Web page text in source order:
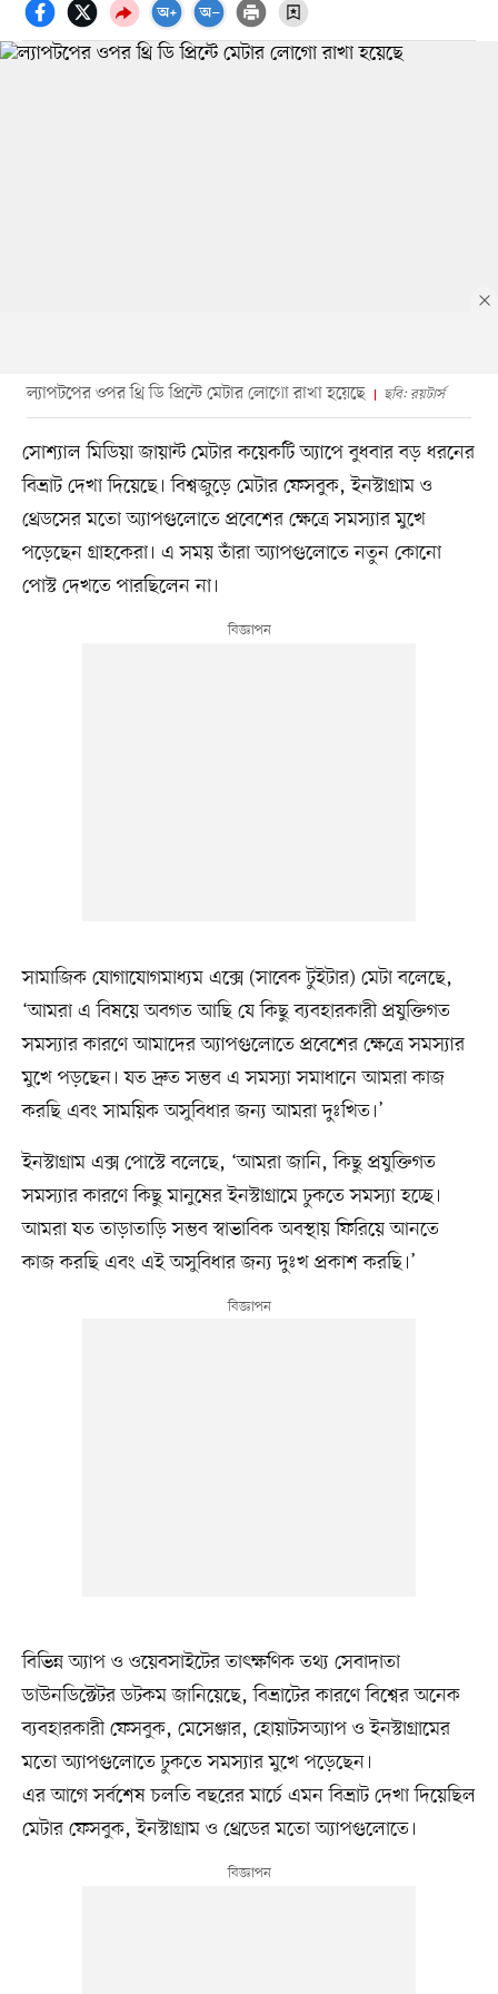
ল্যাপটপের ওপর থ্রি ডি প্রিন্টে মেটার লোগো রাখা হয়েছে ছবি: রয়টার্স
সোশ্যাল মিডিয়া জায়ান্ট মেটার কয়েকটি অ্যাপে বুধবার বড় ধরনের
বিভ্রাট দেখা দিয়েছে। বিশ্বজুড়ে মেটার ফেসবুক, ইনস্টাগ্রাম ও
থ্রেডসের মতো অ্যাপগুলোতে প্রবেশের ক্ষেত্রে সমস্যার মুখে
পড়েছেন গ্রাহকেরা। এ সময় তাঁরা অ্যাপগুলোতে নতুন কোনো
পোস্ট দেখতে পারছিলেন না।
সামাজিক যোগাযোগমাধ্যম এক্সে (সাবেক টুইটার) মেটা বলেছে,
‘আমরা এ বিষয়ে অবগত আছি যে কিছু ব্যবহারকারী প্রযুক্তিগত
সমস্যার কারণে আমাদের অ্যাপগুলোতে প্রবেশের ক্ষেত্রে সমস্যার
মুখে পড়ছেন। যত দ্রুত সম্ভব এ সমস্যা সমাধানে আমরা কাজ
করছি এবং সাময়িক অসুবিধার জন্য আমরা দুঃখিত।’
ইনস্টাগ্রাম এক্স পোস্টে বলেছে, ‘আমরা জানি, কিছু প্রযুক্তিগত
সমস্যার কারণে কিছু মানুষের ইনস্টাগ্রামে ঢুকতে সমস্যা হচ্ছে।
আমরা যত তাড়াতাড়ি সম্ভব স্বাভাবিক অবস্থায় ফিরিয়ে আনতে
কাজ করছি এবং এই অসুবিধার জন্য দুঃখ প্রকাশ করছি।’
বিভিন্ন অ্যাপ ও ওয়েবসাইটের তাৎক্ষণিক তথ্য সেবাদাতা
ডাউনডিক্টেটর ডটকম জানিয়েছে, বিভ্রাটের কারণে বিশ্বের অনেক
ব্যবহারকারী ফেসবুক, মেসেঞ্জার, হোয়াটসঅ্যাপ ও ইনস্টাগ্রামের
মতো অ্যাপগুলোতে ঢুকতে সমস্যার মুখে পড়েছেন।
এর আগে সর্বশেষ চলতি বছরের মার্চে এমন বিভ্রাট দেখা দিয়েছিল
মেটার ফেসবুক, ইনস্টাগ্রাম ও থ্রেডের মতো অ্যাপগুলোতে।